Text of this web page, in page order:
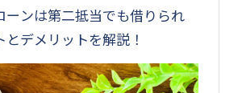
ーンは第二抵当でも借りられ
とデメリットを解説！